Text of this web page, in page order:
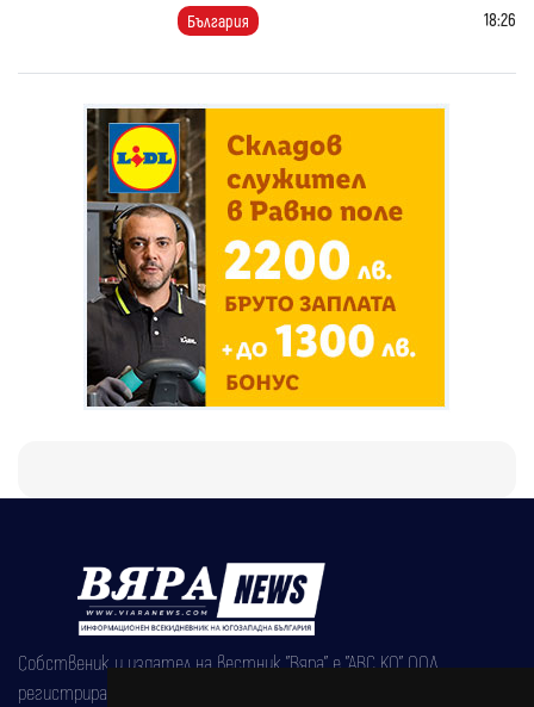
България 18:26
Собственик и издател на вестник "Вяра" е "АВС КО" ООД,
регистрирана на 08.05.2002 година.